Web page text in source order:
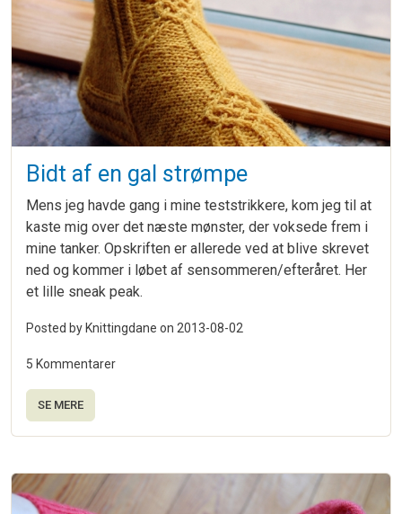
Bidt af en gal strømpe
Mens jeg havde gang i mine teststrikkere, kom jeg til at
kaste mig over det næste mønster, der voksede frem i
mine tanker. Opskriften er allerede ved at blive skrevet
ned og kommer i løbet af sensommeren/efteråret. Her
et lille sneak peak.
Posted by Knittingdane on 2013-08-02
5 Kommentarer
SE MERE